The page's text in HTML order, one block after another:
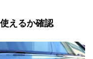
えるか確認